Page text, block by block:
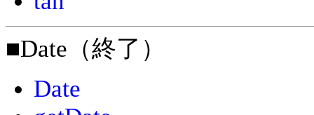
■Date（終了）
Date